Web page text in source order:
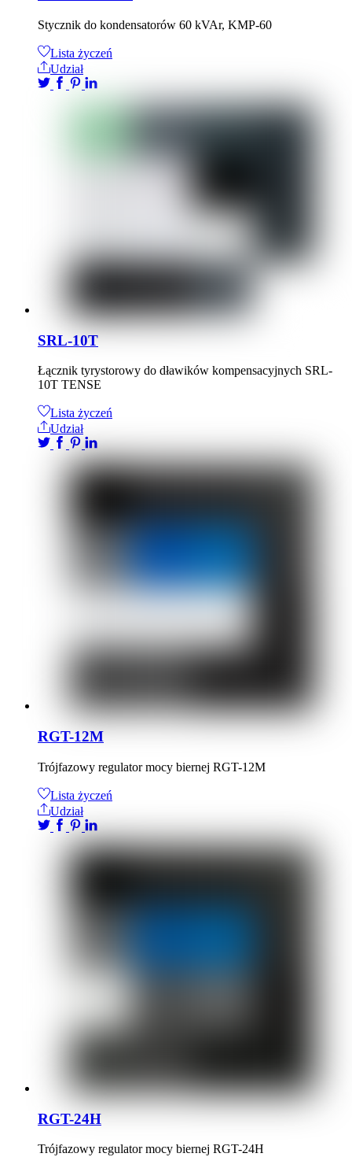
Stycznik do kondensatorów 60 kVAr, KMP-60
Lista życzeń
Udział
SRL-10T
Łącznik tyrystorowy do dławików kompensacyjnych SRL-
10T TENSE
Lista życzeń
Udział
RGT-12M
Trójfazowy regulator mocy biernej RGT-12M
Lista życzeń
Udział
RGT-24H
Trójfazowy regulator mocy biernej RGT-24H